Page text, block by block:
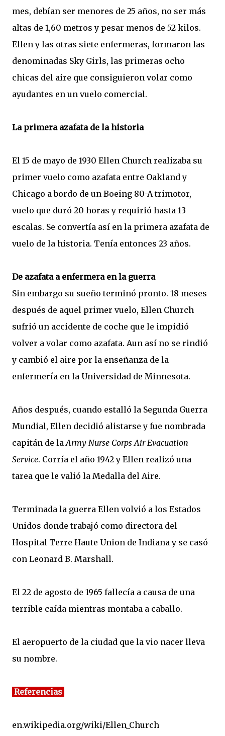
mes, debían ser menores de 25 años, no ser más
altas de 1,60 metros y pesar menos de 52 kilos.
Ellen y las otras siete enfermeras, formaron las
denominadas Sky Girls, las primeras ocho
chicas del aire que consiguieron volar como
ayudantes en un vuelo comercial.
La primera azafata de la historia
El 15 de mayo de 1930 Ellen Church realizaba su
primer vuelo como azafata entre Oakland y
Chicago a bordo de un Boeing 80-A trimotor,
vuelo que duró 20 horas y requirió hasta 13
escalas. Se convertía así en la primera azafata de
vuelo de la historia. Tenía entonces 23 años.
De azafata a enfermera en la guerra
Sin embargo su sueño terminó pronto. 18 meses
después de aquel primer vuelo, Ellen Church
sufrió un accidente de coche que le impidió
volver a volar como azafata. Aun así no se rindió
y cambió el aire por la enseñanza de la
enfermería en la Universidad de Minnesota.
Años después, cuando estalló la Segunda Guerra
Mundial, Ellen decidió alistarse y fue nombrada
capitán de laArmy Nurse Corps Air Evacuation
Service. Corría el año 1942 y Ellen realizó una
tarea que le valió la Medalla del Aire.
Terminada la guerra Ellen volvió a los Estados
Unidos donde trabajó como directora del
Hospital Terre Haute Union de Indiana y se casó
con Leonard B. Marshall.
El 22 de agosto de 1965 fallecía a causa de una
terrible caída mientras montaba a caballo.
El aeropuerto de la ciudad que la vio nacer lleva
su nombre.
Referencias
en.wikipedia.org/wiki/Ellen_Church